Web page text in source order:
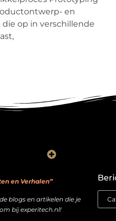
en
op in verschillende
en Verhalen”
blogs en artikelen die je
bij experitech.nl!